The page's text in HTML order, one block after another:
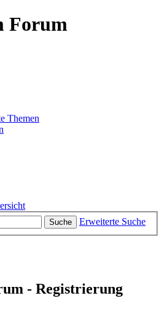
Forum
Themen
Suche
Erweiterte Suche
- Registrierung